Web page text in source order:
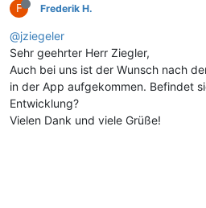
F Frederik H.
@jziegeler
Sehr geehrter Herr Ziegler,
Auch bei uns ist der Wunsch nach
in der App aufgekommen. Befindet
Entwicklung?
Vielen Dank und viele Grüße!